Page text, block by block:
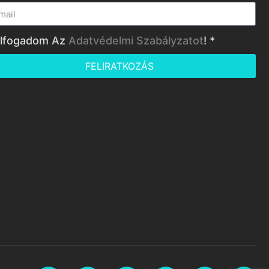
Az Adatvédelmi Szabályzatot! *
FELIRATKOZÁS